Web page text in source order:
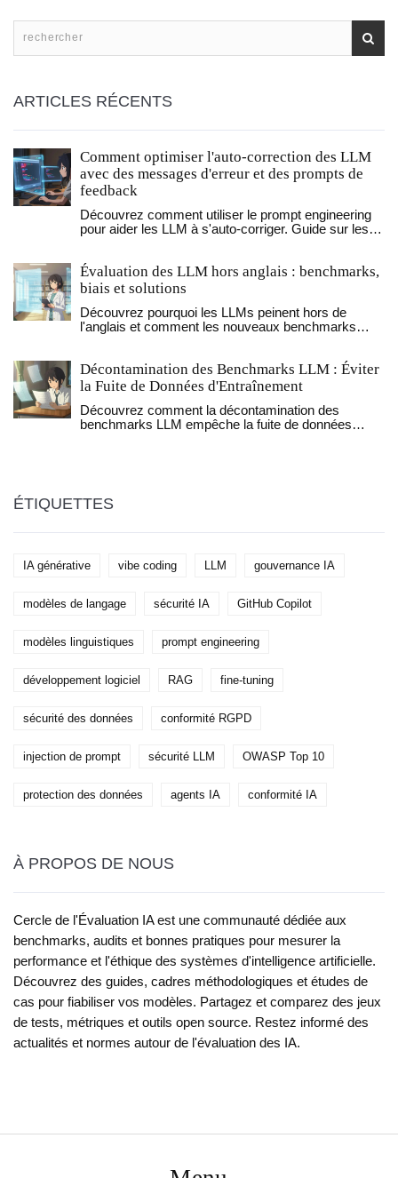
ARTICLES RÉCENTS
Comment optimiser l'auto-correction des LLM
avec des messages d'erreur et des prompts de
feedback
Découvrez comment utiliser le prompt engineering
pour aider les LLM à s'auto-corriger. Guide sur les
Évaluation des LLM hors anglais : benchmarks,
biais et solutions
Découvrez pourquoi les LLMs peinent hors de
l'anglais et comment les nouveaux benchmarks
Décontamination des Benchmarks LLM : Éviter
la Fuite de Données d'Entraînement
Découvrez comment la décontamination des
benchmarks LLM empêche la fuite de données
ÉTIQUETTES
IA générative vibe coding LLM gouvernance IA
modèles de langage sécurité IA GitHub Copilot
modèles linguistiques prompt engineering
développement logiciel RAG fine-tuning
sécurité des données conformité RGPD
injection de prompt sécurité LLM OWASP Top 10
protection des données agents IA conformité IA
À PROPOS DE NOUS
Cercle de l'Évaluation IA est une communauté dédiée aux
benchmarks, audits et bonnes pratiques pour mesurer la
performance et l'éthique des systèmes d'intelligence artificielle.
Découvrez des guides, cadres méthodologiques et études de
cas pour fiabiliser vos modèles. Partagez et comparez des jeux
de tests, métriques et outils open source. Restez informé des
actualités et normes autour de l'évaluation des IA.